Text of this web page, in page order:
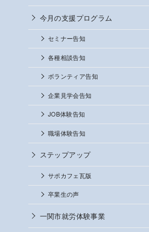
今月の支援プログラム
セミナー告知
各種相談告知
ボランティア告知
企業見学会告知
JOB体験告知
職場体験告知
ステップアップ
サポカフェ瓦版
卒業生の声
一関市就労体験事業